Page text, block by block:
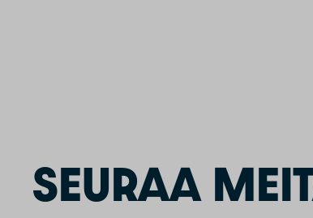
SEURAA